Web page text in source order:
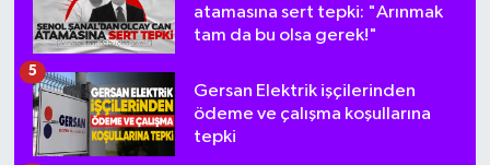
atamasına sert tepki: "Arınmak
tam da bu olsa gerek!"
Gersan Elektrik işçilerinden
ödeme ve çalışma koşullarına
tepki
5